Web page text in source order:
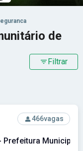
de
Filtrar
Caxias-RJ -
466vagas
Municipal